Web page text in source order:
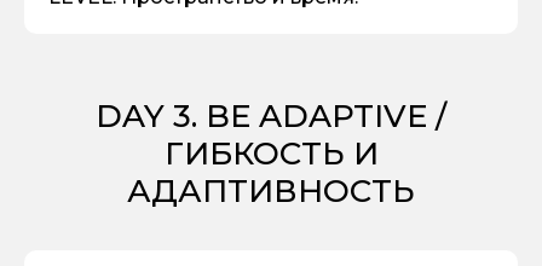
DAY 3. BE ADAPTIVE /
ГИБКОСТЬ И
АДАПТИВНОСТЬ